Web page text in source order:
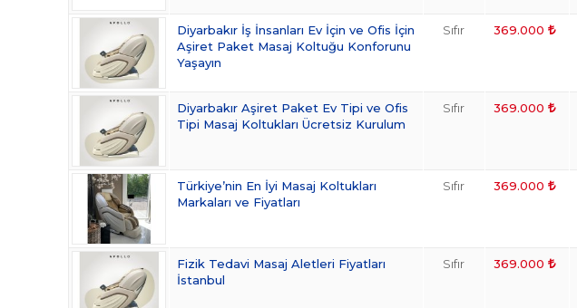
Diyarbakır İş İnsanları Ev İçin ve Ofis İçin
Aşiret Paket Masaj Koltuğu Konforunu
Yaşayın
Sıfır 369.000
Diyarbakır Aşiret Paket Ev Tipi ve Ofis
Tipi Masaj Koltukları Ücretsiz Kurulum
Sıfır 369.000
Türkiye’nin En İyi Masaj Koltukları
Markaları ve Fiyatları
Sıfır 369.000
Fizik Tedavi Masaj Aletleri Fiyatları
İstanbul
Sıfır 369.000